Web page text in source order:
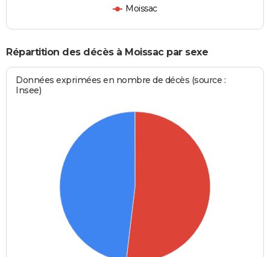
Moissac
Répartition des décès à Moissac par sexe
Données exprimées en nombre de décès (source :
Insee)